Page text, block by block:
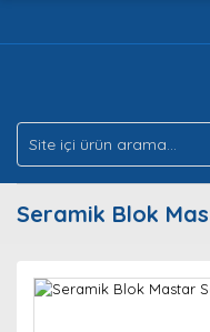
Seramik Blok